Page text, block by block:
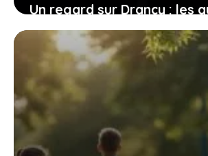
Un regard sur Drancy : les
que les résidents
3 juillet 2026